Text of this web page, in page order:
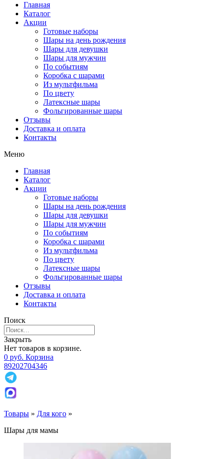
Главная
Каталог
Акции
Готовые наборы
Шары на день рождения
Шары для девушки
Шары для мужчин
По событиям
Коробка с шарами
Из мультфильма
По цвету
Латексные шары
Фольгированные шары
Отзывы
Доставка и оплата
Контакты
Меню
Главная
Каталог
Акции
Готовые наборы
Шары на день рождения
Шары для девушки
Шары для мужчин
По событиям
Коробка с шарами
Из мультфильма
По цвету
Латексные шары
Фольгированные шары
Отзывы
Доставка и оплата
Контакты
Поиск
Закрыть
Нет товаров в корзине.
0 руб. Корзина
89202704346
Товары » Для кого »
Шары для мамы